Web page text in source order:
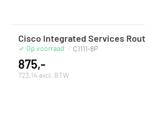
Cisco Integrated Services
Op voorraad · C1111-8P
875,-
723,14 excl. BTW